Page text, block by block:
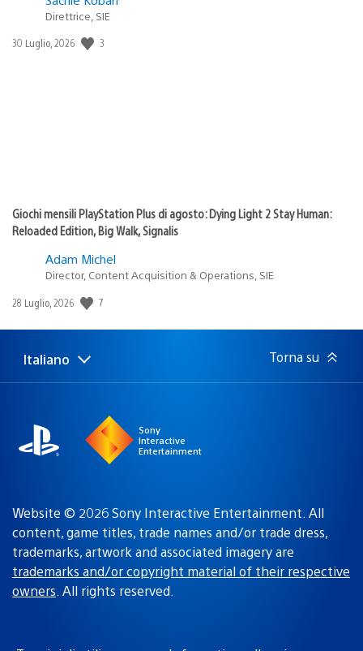
Direttrice, SIE
Data
30 Luglio, 2026 3
Giochi mensili PlayStation Plus di agosto: Dying Light 2 Stay Human:
Reloaded Edition, Big Walk, Signalis
Adam Michel
Director, Content Acquisition & Operations, SIE
Data
pubblicazione:
28 Luglio, 2026 7
Seleziona
Regione
Italiano Torna su
Sony
Interactive
Entertainment
Website © 2026 Sony Interactive Entertainment. All
content, game titles, trade names and/or trade dress,
trademarks, artwork and associated imagery are
trademarks and/or copyright material of their respective
owners. All rights reserved.